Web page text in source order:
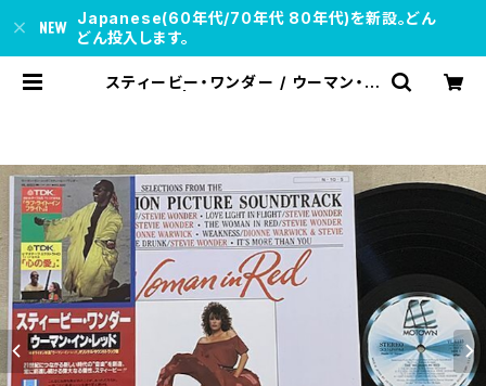
Japanese(60年代/70年代 80年代)を新設。どん
どん投入します。
スティービー・ワンダー / ウーマン・イ